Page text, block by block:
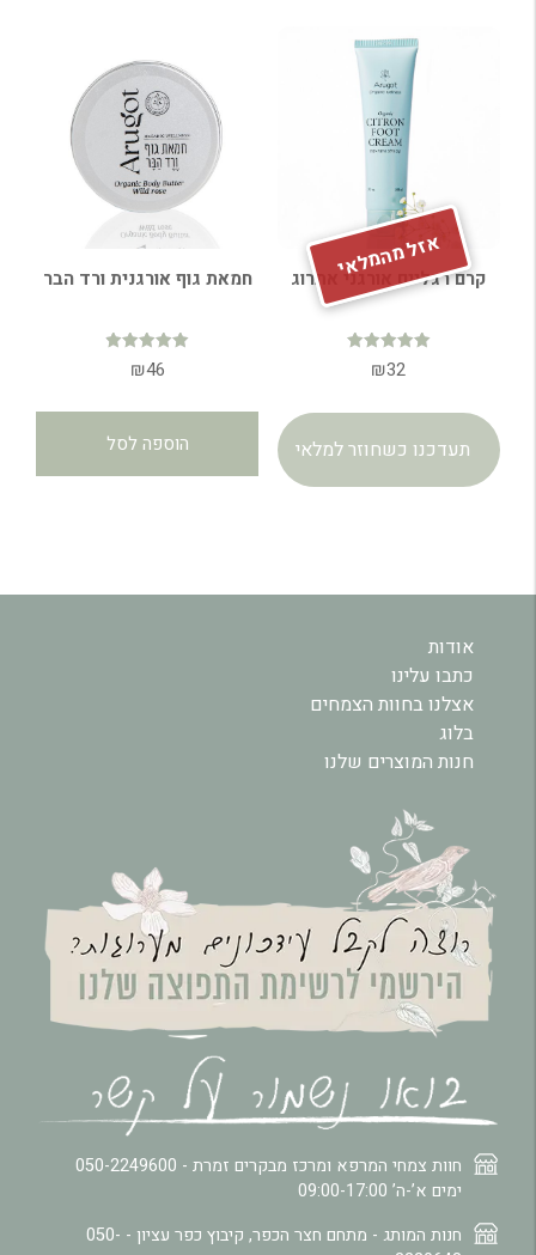
אזל מהמלאי
קרם רגליים אורגני אתרוג
דורג
5.00
₪32
תעדכנו כשחוזר למלאי
חמאת גוף אורגנית ורד הבר
דורג
4.97
₪46
הוספה לסל
חוות צמחי המרפא ומרכז מבקרים זמרת - 050-2249600
ימים א’-ה’ 09:00-17:00
חנות המותג - מתחם חצר הכפר, קיבוץ כפר עציון - 050-
אודות
כתבו עלינו
אצלנו בחוות הצמחים
בלוג
חנות המוצרים שלנו